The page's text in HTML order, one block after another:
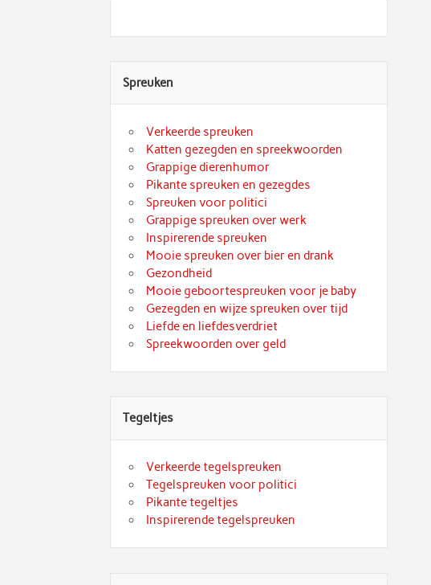
Spreuken
Verkeerde spreuken
Katten gezegden en spreekwoorden
Grappige dierenhumor
Pikante spreuken en gezegdes
Spreuken voor politici
Grappige spreuken over werk
Inspirerende spreuken
Mooie spreuken over bier en drank
Gezondheid
Mooie geboortespreuken voor je baby
Gezegden en wijze spreuken over tijd
Liefde en liefdesverdriet
Spreekwoorden over geld
Tegeltjes
Verkeerde tegelspreuken
Tegelspreuken voor politici
Pikante tegeltjes
Inspirerende tegelspreuken